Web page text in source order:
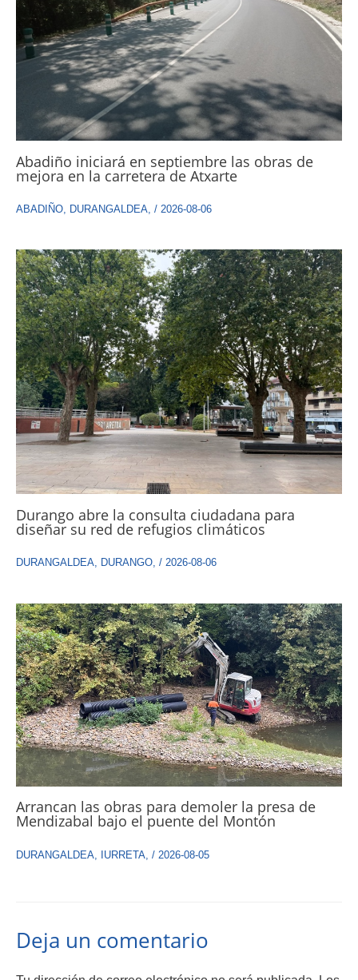
Abadiño iniciará en septiembre las obras de
mejora en la carretera de Atxarte
ABADIÑO, DURANGALDEA, / 2026-08-06
Durango abre la consulta ciudadana para
diseñar su red de refugios climáticos
DURANGALDEA, DURANGO, / 2026-08-06
Arrancan las obras para demoler la presa de
Mendizabal bajo el puente del Montón
DURANGALDEA IURRETA / 2026-08-05
Deja un comentario